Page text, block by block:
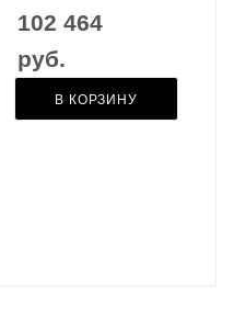
102 464
руб.
В КОРЗИНУ